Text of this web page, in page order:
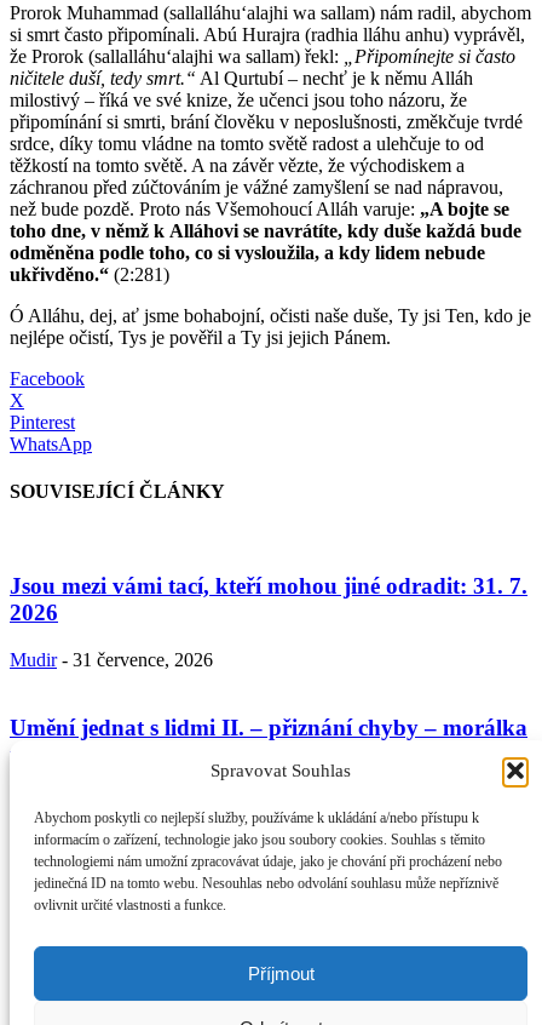
Spravovat Souhlas
Abychom poskytli co nejlepší služby, používáme k ukládání a/nebo přístupu k
informacím o zařízení, technologie jako jsou soubory cookies. Souhlas s těmito
technologiemi nám umožní zpracovávat údaje, jako je chování při procházení nebo
jedinečná ID na tomto webu. Nesouhlas nebo odvolání souhlasu může nepříznivě
ovlivnit určité vlastnosti a funkce.
Příjmout
Prorok Muhammad (sallalláhuʻalajhi wa sallam) nám radil, abychom
si smrt často připomínali. Abú Hurajra (radhia lláhu anhu) vyprávěl,
že Prorok (sallalláhuʻalajhi wa sallam) řekl:
„Připomínejte si často
ničitele duší, tedy smrt.“ Al Qurtubí – nechť je k němu Alláh
milostivý – říká ve své knize, že učenci jsou toho názoru, že
připomínání si smrti, brání člověku v neposlušnosti, změkčuje tvrdé
srdce, díky tomu vládne na tomto světě radost a ulehčuje to od
těžkostí na tomto světě. A na závěr vězte, že východiskem a
záchranou před zúčtováním je vážné zamyšlení se nad nápravou,
než bude pozdě. Proto nás Všemohoucí Alláh varuje: „A bojte se
toho dne, v němž k Alláhovi se navrátíte, kdy duše každá bude
odměněna podle toho, co si vysloužila, a kdy lidem nebude
ukřivděno.“ (2:281)
Ó Alláhu, dej, ať jsme bohabojní, očisti naše duše, Ty jsi Ten, kdo je
nejlépe očistí, Tys je pověřil a Ty jsi jejich Pánem.
Facebook
X
Pinterest
WhatsApp
SOUVISEJÍCÍ ČLÁNKY
Jsou mezi vámi tací, kteří mohou jiné odradit: 31. 7.
2026
Mudir - 31 července, 2026
Umění jednat s lidmi II. – přiznání chyby – morálka
věřícího a...
Umění jednání s lidmi podle Koránu a sunny: 17. 7.
2026
Mudir - 17 července, 2026